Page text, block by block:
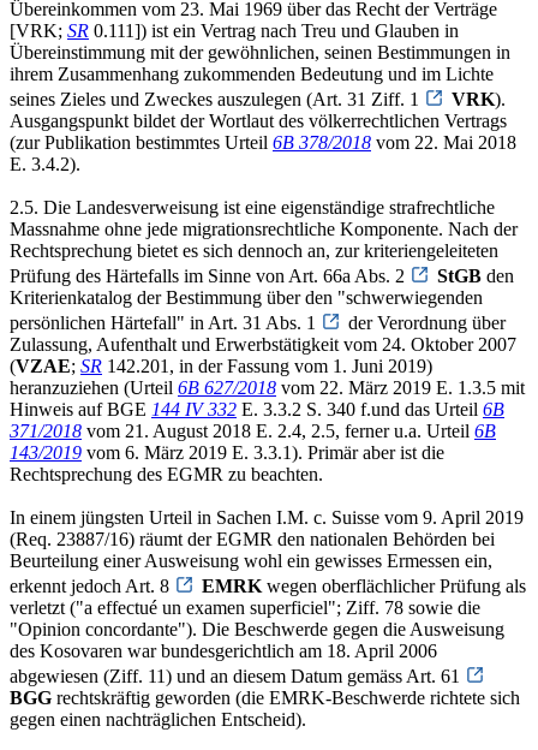
Übereinkommen vom 23. Mai 1969 über das Recht der Verträge
[VRK; SR 0.111]) ist ein Vertrag nach Treu und Glauben in
Übereinstimmung mit der gewöhnlichen, seinen Bestimmungen in
ihrem Zusammenhang zukommenden Bedeutung und im Lichte
seines Zieles und Zweckes auszulegen (Art. 31 Ziff. 1
VRK).
Ausgangspunkt bildet der Wortlaut des völkerrechtlichen Vertrags
(zur Publikation bestimmtes Urteil 6B 378/2018 vom 22. Mai 2018
E. 3.4.2).
2.5. Die Landesverweisung ist eine eigenständige strafrechtliche
Massnahme ohne jede migrationsrechtliche Komponente. Nach der
Rechtsprechung bietet es sich dennoch an, zur kriteriengeleiteten
Prüfung des Härtefalls im Sinne von Art. 66a Abs. 2
StGB den
Kriterienkatalog der Bestimmung über den "schwerwiegenden
persönlichen Härtefall" in Art. 31 Abs. 1
der Verordnung über
Zulassung, Aufenthalt und Erwerbstätigkeit vom 24. Oktober 2007
(VZAE; SR 142.201, in der Fassung vom 1. Juni 2019)
heranzuziehen (Urteil 6B 627/2018 vom 22. März 2019 E. 1.3.5 mit
Hinweis auf BGE 144 IV 332 E. 3.3.2 S. 340 f.und das Urteil 6B
371/2018 vom 21. August 2018 E. 2.4, 2.5, ferner u.a. Urteil 6B
143/2019 vom 6. März 2019 E. 3.3.1). Primär aber ist die
Rechtsprechung des EGMR zu beachten.
In einem jüngsten Urteil in Sachen I.M. c. Suisse vom 9. April 2019
(Req. 23887/16) räumt der EGMR den nationalen Behörden bei
Beurteilung einer Ausweisung wohl ein gewisses Ermessen ein,
erkennt jedoch Art. 8
EMRK wegen oberflächlicher Prüfung als
verletzt ("a effectué un examen superficiel"; Ziff. 78 sowie die
"Opinion concordante"). Die Beschwerde gegen die Ausweisung
des Kosovaren war bundesgerichtlich am 18. April 2006
abgewiesen (Ziff. 11) und an diesem Datum gemäss Art. 61
BGG rechtskräftig geworden (die EMRK-Beschwerde richtete sich
gegen einen nachträglichen Entscheid).